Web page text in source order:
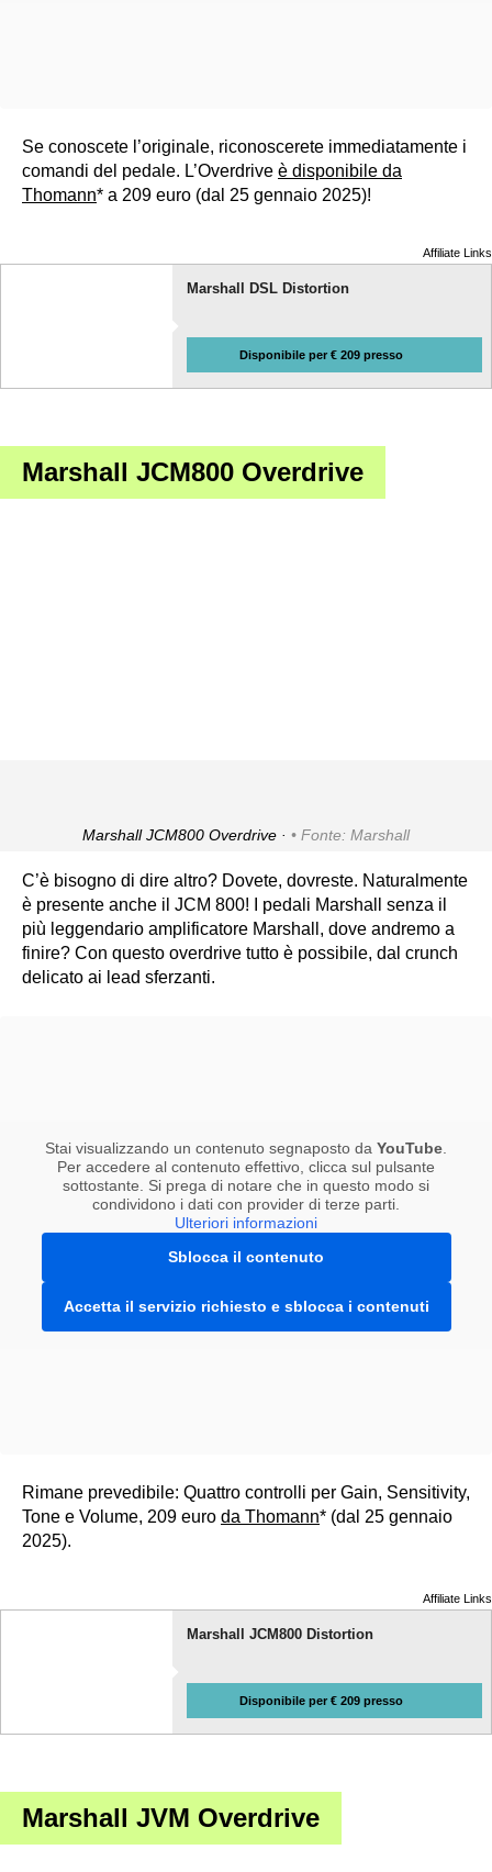
Se conoscete l’originale, riconoscerete immediatamente i
comandi del pedale. L’Overdrive è disponibile da
Thomann* a 209 euro (dal 25 gennaio 2025)!
Affiliate Links
Marshall DSL Distortion
Disponibile per € 209 presso
Marshall JCM800 Overdrive
Marshall JCM800 Overdrive · Fonte: Marshall
C’è bisogno di dire altro? Dovete, dovreste. Naturalmente
è presente anche il JCM 800! I pedali Marshall senza il
più leggendario amplificatore Marshall, dove andremo a
finire? Con questo overdrive tutto è possibile, dal crunch
delicato ai lead sferzanti.
Stai visualizzando un contenuto segnaposto da YouTube.
Per accedere al contenuto effettivo, clicca sul pulsante
sottostante. Si prega di notare che in questo modo si
condividono i dati con provider di terze parti.
Ulteriori informazioni
Sblocca il contenuto
Accetta il servizio richiesto e sblocca i contenuti
Rimane prevedibile: Quattro controlli per Gain, Sensitivity,
Tone e Volume, 209 euro da Thomann* (dal 25 gennaio
2025).
Affiliate Links
Marshall JCM800 Distortion
Disponibile per € 209 presso
Marshall JVM Overdrive